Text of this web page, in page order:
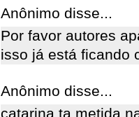
Anônimo disse...
Por favor autores
isso já está ficando
Anônimo disse...
catarina ta metida